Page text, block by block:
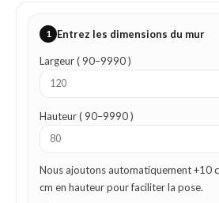
1 Entrez les dimensions du mur
Largeur ( 90–9990 )
Hauteur ( 90–9990 )
Nous ajoutons automatiquement +10
cm en hauteur pour faciliter la pose.